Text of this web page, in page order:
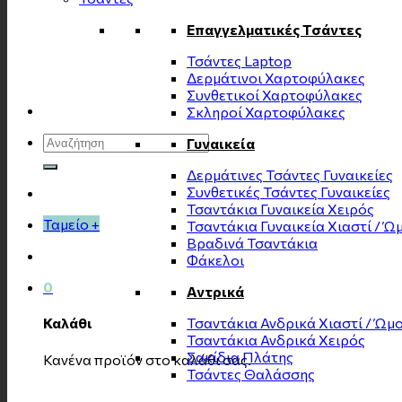
Αναζήτηση
για:
Ταμείο +
0
Καλάθι
Κανένα προϊόν στο καλάθι σας.
Επαγγελματικές Τσάντες
Τσάντες Laptop
Δερμάτινοι Χαρτοφύλακες
Συνθετικοί Χαρτοφύλακες
Σκληροί Χαρτοφύλακες
Γυναικεία
Δερμάτινες Τσάντες Γυναικείες
Συνθετικές Τσάντες Γυναικείες
Τσαντάκια Γυναικεία Χειρός
Τσαντάκια Γυναικεία Χιαστί /
Βραδινά Τσαντάκια
Φάκελοι
Αντρικά
Τσαντάκια Ανδρικά Χιαστί /
Τσαντάκια Ανδρικά Χειρός
Σακίδια Πλάτης
Τσάντες Θαλάσσης